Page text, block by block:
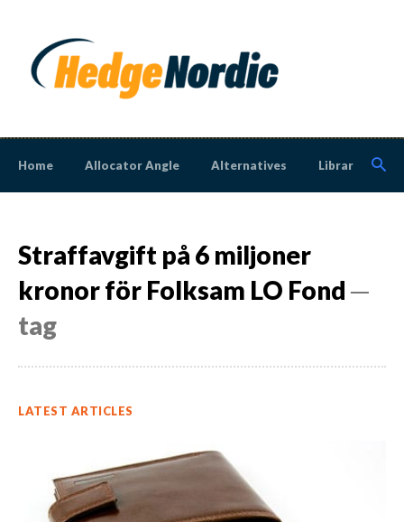
Home Allocator Angle Alternatives Library
Straffavgift på 6 miljoner
kronor för Folksam LO Fond ─
tag
LATEST ARTICLES